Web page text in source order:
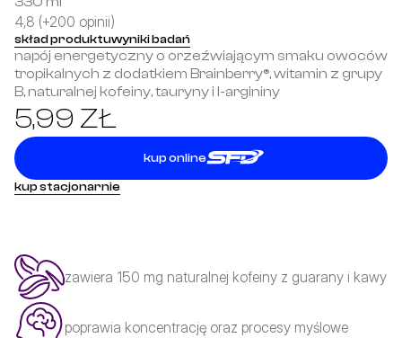
4,8 (+200 opinii)
skład produktuwyniki badań
napój energetyczny o orzeźwiającym smaku owoców
tropikalnych z dodatkiem Brainberry®, witamin z grupy
B, naturalnej kofeiny, tauryny i l-argininy
5,99 ZŁ
kup online
kup stacjonarnie
zawiera 150 mg naturalnej kofeiny z guarany i kawy
poprawia koncentrację oraz procesy myślowe